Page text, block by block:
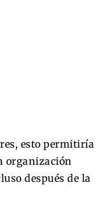
esto permitiría
organización
después de la